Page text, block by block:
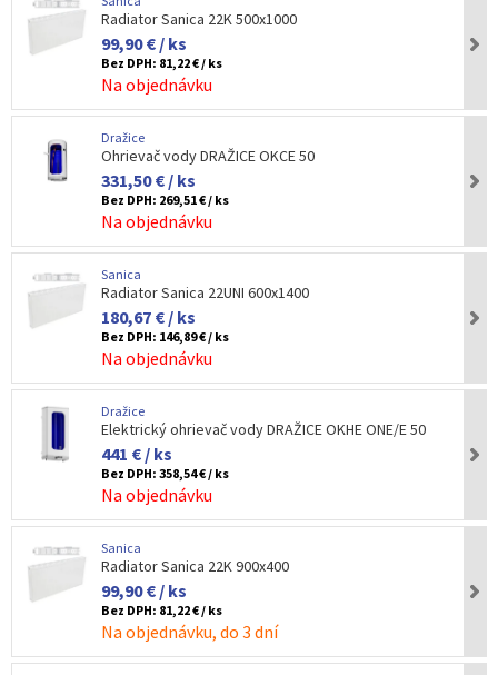
Radiator Sanica 22K 500x1000
99,90 € / ks
Bez DPH: 81,22 € / ks
Na objednávku
Dražice
Ohrievač vody DRAŽICE OKCE 50
331,50 € / ks
Bez DPH: 269,51 € / ks
Na objednávku
Sanica
Radiator Sanica 22UNI 600x1400
180,67 € / ks
Bez DPH: 146,89 € / ks
Na objednávku
Dražice
Elektrický ohrievač vody DRAŽICE OKHE ONE/E 50
441 € / ks
Bez DPH: 358,54 € / ks
Na objednávku
Sanica
Radiator Sanica 22K 900x400
99,90 € / ks
Bez DPH: 81,22 € / ks
Na objednávku, do 3 dní